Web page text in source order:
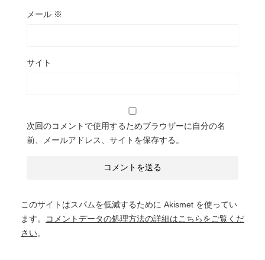
メール ※
サイト
次回のコメントで使用するためブラウザーに自分の名
前、メールアドレス、サイトを保存する。
このサイトはスパムを低減するために Akismet を使ってい
ます。
コメントデータの処理方法の詳細はこちらをご覧くだ
さい。